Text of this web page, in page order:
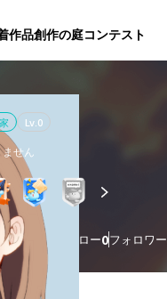
作品創作の庭コンテスト
Lv. 0
せん
数24.1万 フォロー0フォロワー